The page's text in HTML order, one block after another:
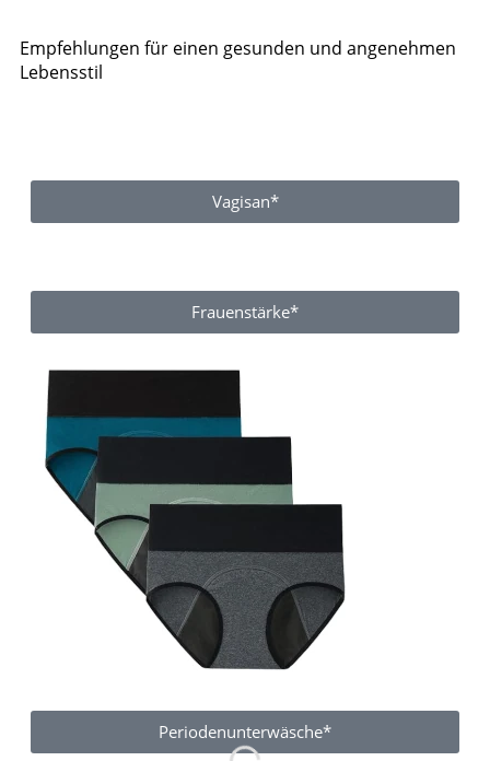
Empfehlungen für einen gesunden und angenehmen
Lebensstil
Vagisan*
Frauenstärke*
Periodenunterwäsche*